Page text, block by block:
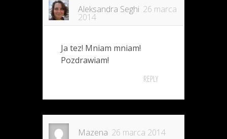
Aleksandra Seghi 26 marca
2014
Ja tez! Mniam mniam!
Pozdrawiam!
REPLY
Mazena 26 marca 2014